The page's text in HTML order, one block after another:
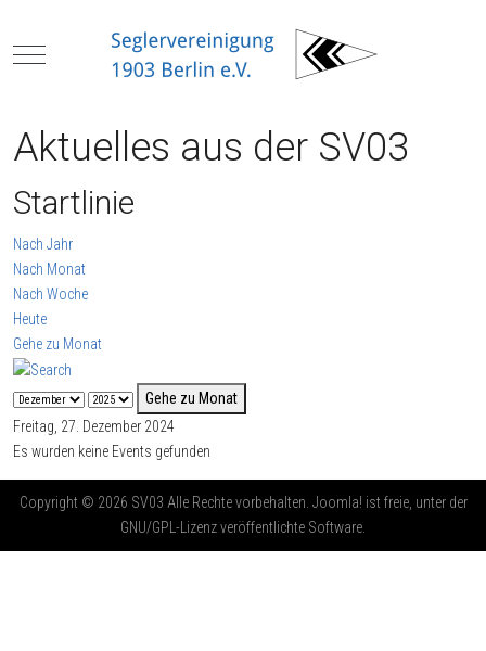
Mobile Menu Toggle
Aktuelles aus der SV03
Startlinie
Nach Jahr
Nach Monat
Nach Woche
Heute
Gehe zu Monat
Gehe zu Monat
Freitag, 27. Dezember 2024
Es wurden keine Events gefunden
Copyright © 2026 SV03 Alle Rechte vorbehalten. Joomla! ist freie, unter der
GNU/GPL-Lizenz veröffentlichte Software.